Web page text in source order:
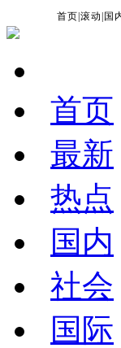
首页 |滚动 国
首页
最新
热点
国内
社会
国际